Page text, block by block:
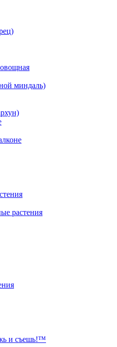
миндаль)
растения
и съешь!™